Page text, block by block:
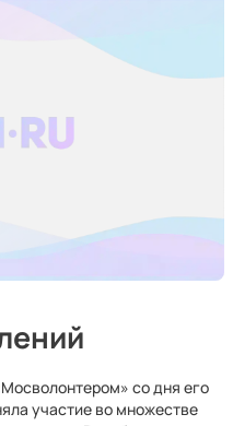
со дня его
участие во множестве